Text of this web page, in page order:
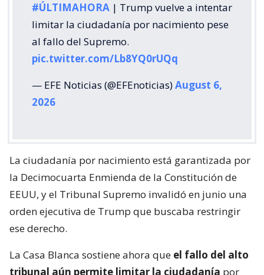
#ÚLTIMAHORA | Trump vuelve a intentar
limitar la ciudadanía por nacimiento pese
al fallo del Supremo.
pic.twitter.com/Lb8YQ0rUQq
— EFE Noticias (@EFEnoticias)August 6,
2026
La ciudadanía por nacimiento está garantizada por
la Decimocuarta Enmienda de la Constitución de
EEUU, y el Tribunal Supremo invalidó en junio una
orden ejecutiva de Trump que buscaba restringir
ese derecho.
La Casa Blanca sostiene ahora que el fallo del alto
tribunal aún permite limitar la ciudadanía por